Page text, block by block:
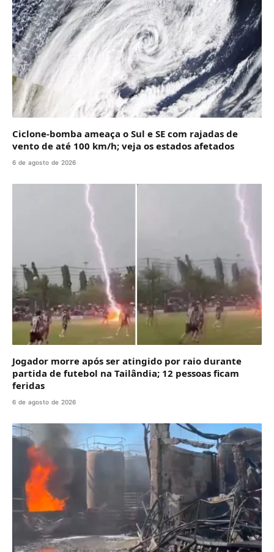
Ciclone-bomba ameaça o Sul e SE com rajadas de
vento de até 100 km/h; veja os estados afetados
6 de agosto de 2026
Jogador morre após ser atingido por raio durante
partida de futebol na Tailândia; 12 pessoas ficam
feridas
6 de agosto de 2026